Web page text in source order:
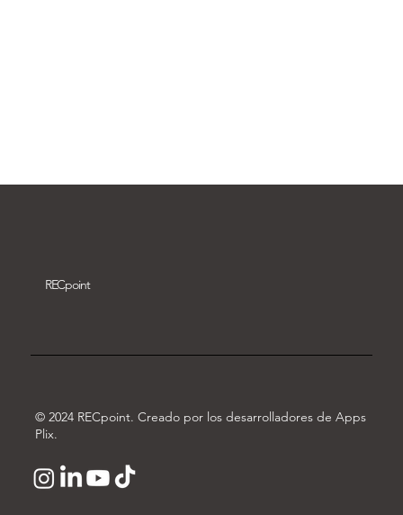
RECpoint
© 2024 RECpoint. Creado por los desarrolladores de Apps
Plix.